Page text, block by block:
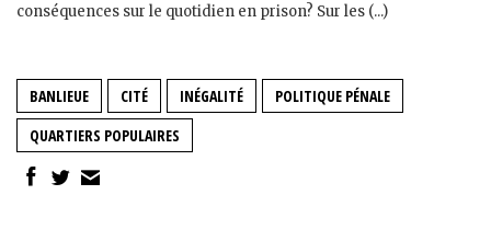
conséquences sur le quotidien en prison? Sur les (...)
BANLIEUE CITÉ INÉGALITÉ
POLITIQUE PÉNALE
QUARTIERS POPULAIRES